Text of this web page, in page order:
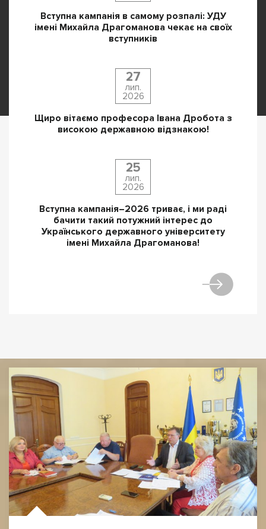
Вступна кампанія в самому розпалі: УДУ
імені Михайла Драгоманова чекає на своїх
вступників
27
лип.
2026
Щиро вітаємо професора Івана Дробота з
високою державною відзнакою!
25
лип.
2026
Вступна кампанія–2026 триває, і ми раді
бачити такий потужний інтерес до
Українського державного університету
імені Михайла Драгоманова!